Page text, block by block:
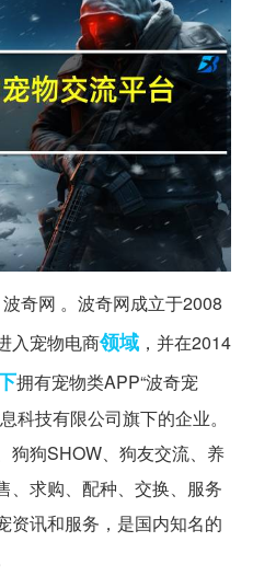
奇网 。波奇网成立于2008
入宠物电商领域 ，并在2014
拥有宠物类APP“波奇宠
科技有限公司旗下的企业。
狗狗SHOW、狗友交流、养
、求购、配种、交换、服务
资讯和服务，是国内知名的